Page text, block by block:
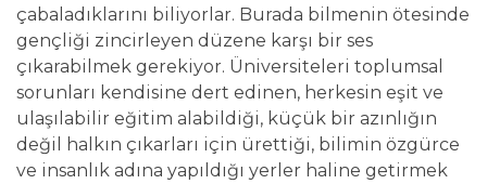
çabaladıklarını biliyorlar. Burada bilmenin ötesinde
gençliği zincirleyen düzene karşı bir ses
çıkarabilmek gerekiyor. Üniversiteleri toplumsal
sorunları kendisine dert edinen, herkesin eşit ve
ulaşılabilir eğitim alabildiği, küçük bir azınlığın
değil halkın çıkarları için ürettiği, bilimin özgürce
ve insanlık adına yapıldığı yerler haline getirmek